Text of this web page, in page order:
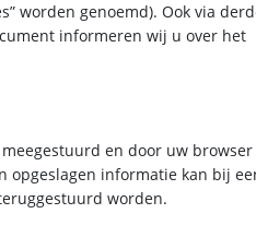
worden genoemd). Ook via
informeren wij u over het
en door uw
opgeslagen informatie kan bij
worden.